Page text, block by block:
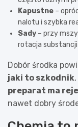
Kapustne –
nalotu i szybka
Sady – przy
rotacja
Dobór środka
jaki to szkodnik,
preparat ma
nawet dobry